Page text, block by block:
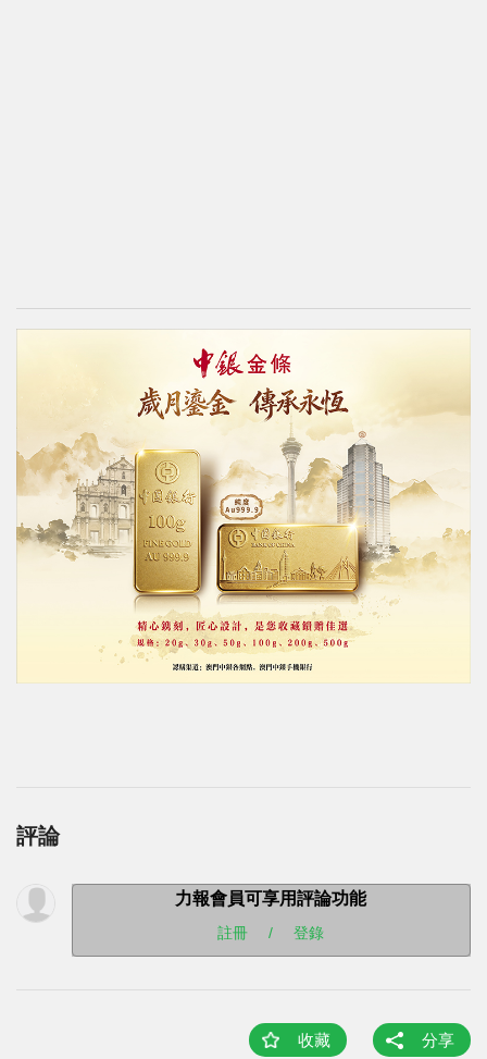
評論
力報會員可享用評論功能
註冊 / 登錄
收藏 分享